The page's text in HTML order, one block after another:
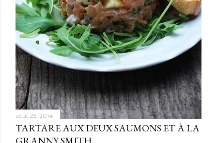
août 25, 2014
TARTARE AUX DEUX SAUMONS ET À LA
GRANNY SMITH